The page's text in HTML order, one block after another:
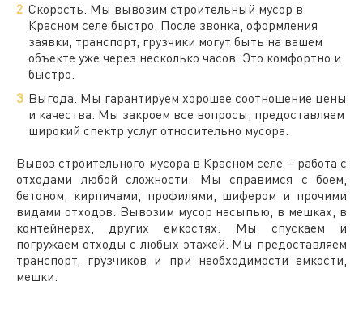
Скорость. Мы вывозим строительный мусор в
Красном селе быстро. После звонка, оформления
заявки, транспорт, грузчики могут быть на вашем
объекте уже через несколько часов. Это комфортно и
быстро.
Выгода. Мы гарантируем хорошее соотношение цены
и качества. Мы закроем все вопросы, предоставляем
широкий спектр услуг относительно мусора.
Вывоз строительного мусора в Красном селе – работа с
отходами любой сложности. Мы справимся с боем,
бетоном, кирпичами, профилями, шифером и прочими
видами отходов. Вывозим мусор насыпью, в мешках, в
контейнерах, других емкостях. Мы спускаем и
погружаем отходы с любых этажей. Мы предоставляем
транспорт, грузчиков и при необходимости емкости,
мешки.